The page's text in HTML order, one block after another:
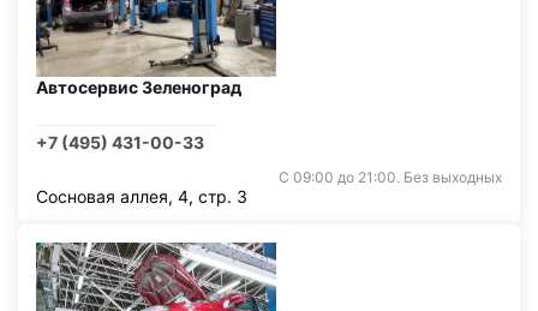
Автосервис Зеленоград
+7 (495) 431-00-33
С 09:00 до 21:00. Без выходных
Сосновая аллея, 4, стр. 3